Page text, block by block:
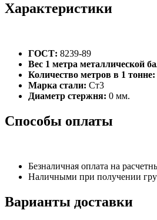
Характеристики
ГОСТ: 8239-89
Вес 1 метра металлической
Количество метров в 1 тонне:
Марка стали: Ст3
Диаметр стержня: 0 мм.
Способы оплаты
Безналичная оплата на
Наличными при получении
Варианты доставки